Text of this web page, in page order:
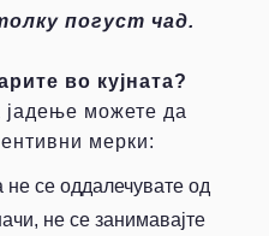
погуст чад.
во кујната?
можете да
мерки:
се оддалечувате од
не се занимавајте